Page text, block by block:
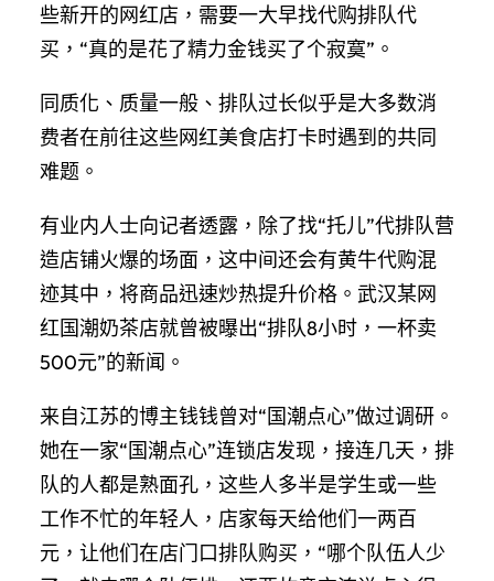
些新开的网红店，需要一大早找代购排队代
买，“真的是花了精力金钱买了个寂寞”。
同质化、质量一般、排队过长似乎是大多数消
费者在前往这些网红美食店打卡时遇到的共同
难题。
有业内人士向记者透露，除了找“托儿”代排队营
造店铺火爆的场面，这中间还会有黄牛代购混
迹其中，将商品迅速炒热提升价格。武汉某网
红国潮奶茶店就曾被曝出“排队8小时，一杯卖
500元”的新闻。
来自江苏的博主钱钱曾对“国潮点心”做过调研。
她在一家“国潮点心”连锁店发现，接连几天，排
队的人都是熟面孔，这些人多半是学生或一些
工作不忙的年轻人，店家每天给他们一两百
元，让他们在店门口排队购买，“哪个队伍人少